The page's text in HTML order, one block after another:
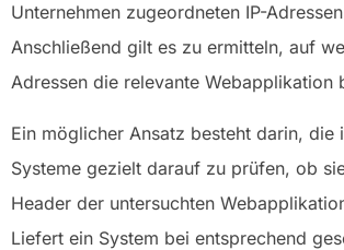
Unternehmen zugeordneten IP-
Anschließend gilt es zu ermitteln, auf
Adressen die relevante Webapplikation
Ein möglicher Ansatz besteht darin, die
Systeme gezielt darauf zu prüfen, ob
Header der untersuchten
Liefert ein System bei entsprechend